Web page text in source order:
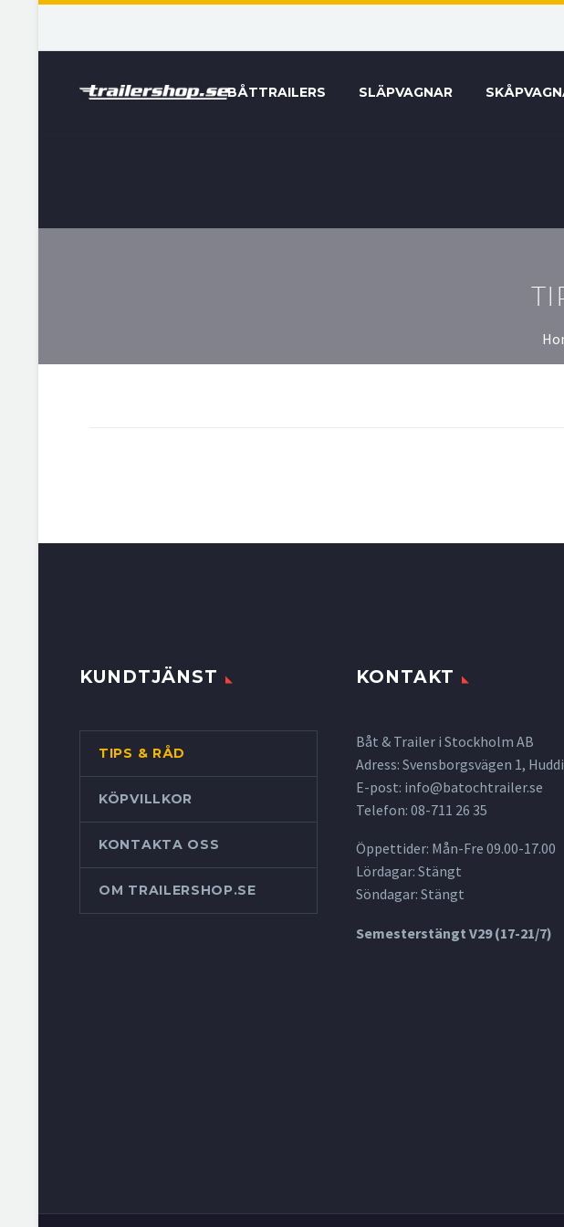
BÅTTRAILERS SLÄPVAGNAR
KUNDTJÄNST
TIPS & RÅD
KÖPVILLKOR
KONTAKTA OSS
OM TRAILERSHOP.SE
KONTAKT
Båt & Trailer i Stockholm AB
Adress: Svensborgsvägen 1,
E-post: info@batochtrailer.se
Telefon: 08-711 26 35
Öppettider: Mån-Fre 09.00-17.00
Lördagar: Stängt
Söndagar: Stängt
Semesterstängt V29 (17-21/7)